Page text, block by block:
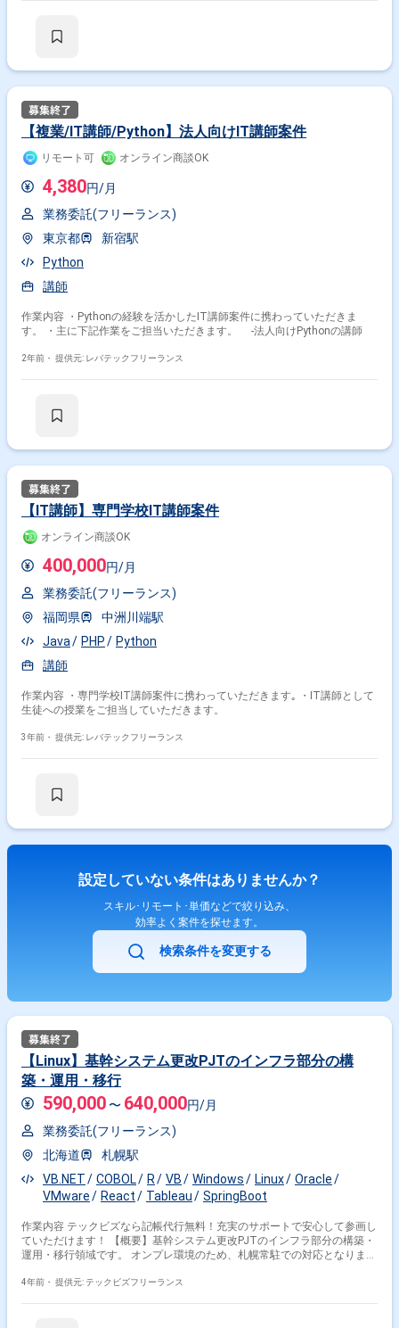
【複業/IT講師/Python】法人向けIT講師案件
リモート可 オンライン商談OK
4,380円/月
業務委託(フリーランス)
東京都
新宿駅
Python
講師
作業内容 ・Pythonの経験を活かしたIT講師案件に携わっていただきま
す。 ・主に下記作業をご担当いただきます。 -法人向けPythonの講師
2年前・ 提供元: レバテックフリーランス
【IT講師】専門学校IT講師案件
オンライン商談OK
400,000円/月
業務委託(フリーランス)
福岡県
中洲川端駅
Java
PHP
Python
講師
作業内容 ・専門学校IT講師案件に携わっていただきます｡ ・IT講師として
生徒への授業をご担当していただきます。
3年前・ 提供元: レバテックフリーランス
設定していない条件はありませんか？
スキル･リモート･単価などで絞り込み、
効率よく案件を探せます。
検索条件を変更する
【Linux】基幹システム更改PJTのインフラ部分の構
築・運用・移行
590,000 〜 640,000円/月
業務委託(フリーランス)
北海道
札幌駅
VB.NET
COBOL R VB Windows Linux
Oracle
VMware
React Tableau SpringBoot
作業内容 テックビズなら記帳代行無料！充実のサポートで安心して参画し
ていただけます！ 【概要】基幹システム更改PJTのインフラ部分の構築・
運用・移行領域です。 オンプレ環境のため、札幌常駐での対応となりま
数】1回 ※週5日〜OKの案件です！
4年前・ 提供元: テックビズフリーランス